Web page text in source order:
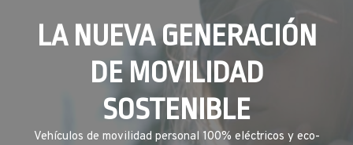
LA NUEVA GENERACIÓN
DE MOVILIDAD
SOSTENIBLE
Vehículos de movilidad personal 100% eléctricos y eco-